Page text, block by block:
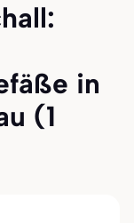
in
(1